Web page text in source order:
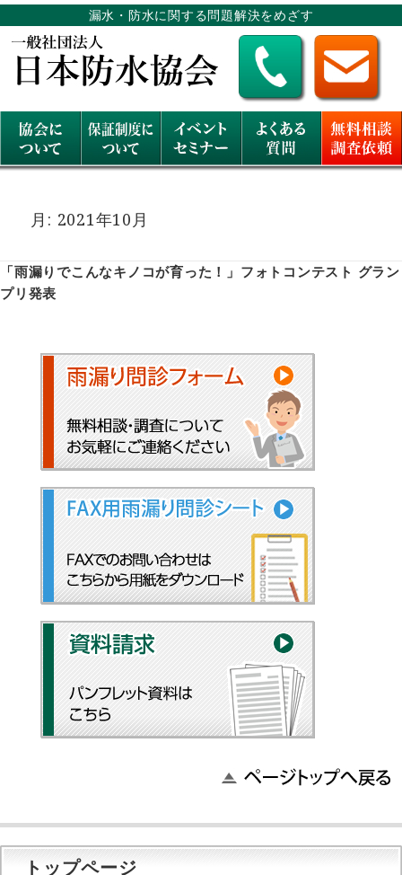
漏水・防水に関する問題解決をめざす
月: 2021年10月
「雨漏りでこんなキノコが育った！」フォトコンテスト グラン
プリ発表
トップページ